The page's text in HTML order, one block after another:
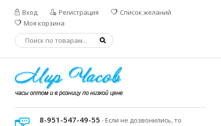
Вход Регистрация
Список желаний
Моя корзина
8-951-547-49-55 - Если не дозвонились, то